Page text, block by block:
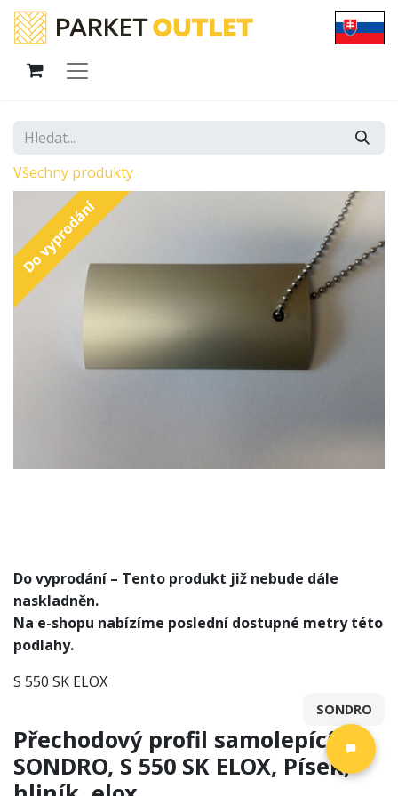
Všechny produkty
Do vyprodání
Do vyprodání – Tento produkt již nebude dále
naskladněn.
Na e-shopu nabízíme poslední dostupné metry této
podlahy.
S 550 SK ELOX
SONDRO
Přechodový profil samolepící,
SONDRO, S 550 SK ELOX, Písek,